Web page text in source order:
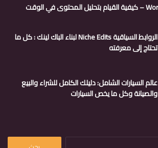
WordPress SEO Checker – كيفية القيام بتحليل المحتوى في الوقت
الروابط السياقية Niche Edits لبناء الباك لينك : كل ما
تحتاج إلى معرفته
عالم السيارات الشامل: دليلك الكامل للشراء والبيع
والصيانة وكل ما يخص السيارات
البحث